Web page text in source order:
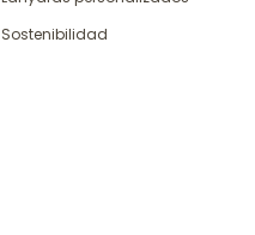
Sostenibilidad